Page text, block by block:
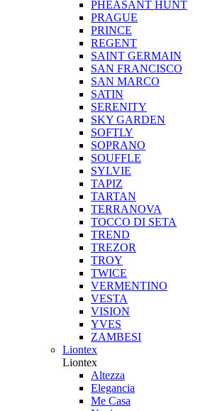
PHEASANT HUNT
PRAGUE
PRINCE
REGENT
SAINT GERMAIN
SAN FRANCISCO
SAN MARCO
SATIN
SERENITY
SKY GARDEN
SOFTLY
SOPRANO
SOUFFLE
SYLVIE
TAPIZ
TARTAN
TERRANOVA
TOCCO DI SETA
TREND
TREZOR
TROY
TWICE
VERMENTINO
VESTA
VISION
YVES
ZAMBESI
Liontex
Liontex
Altezza
Elegancia
Me Casa